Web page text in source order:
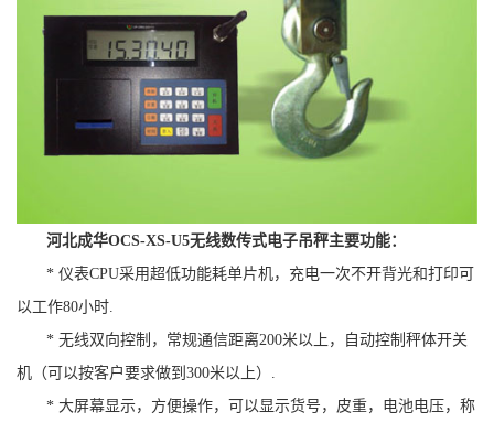
河北成华OCS-XS-U5无线数传式电子吊秤主要功能：
* 仪表CPU采用超低功能耗单片机，充电一次不开背光和打印可
以工作80小时.
* 无线双向控制，常规通信距离200米以上，自动控制秤体开关
机（可以按客户要求做到300米以上）.
* 大屏幕显示，方便操作，可以显示货号，皮重，电池电压，称